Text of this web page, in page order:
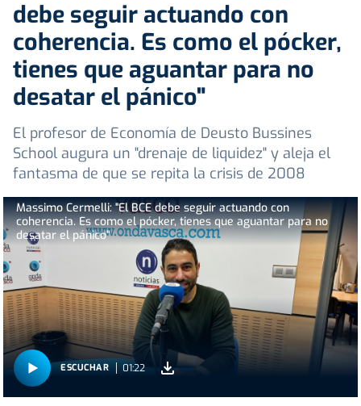
debe seguir actuando con
coherencia. Es como el pócker,
tienes que aguantar para no
desatar el pánico"
El profesor de Economía de Deusto Bussines
School augura un "drenaje de liquidez" y aleja el
fantasma de que se repita la crisis de 2008
Massimo Cermelli: "El BCE debe seguir actuando con
coherencia. Es como el pócker, tienes que aguantar para no
desatar el pánico"
ESCUCHAR 01:22